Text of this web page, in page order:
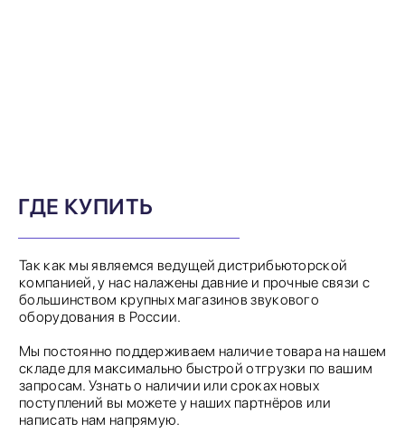
ГДЕ КУПИТЬ
Так как мы являемся ведущей дистрибьюторской
компанией, у нас налажены давние и прочные связи с
большинством крупных магазинов звукового
оборудования в России.
Мы постоянно поддерживаем наличие товара на нашем
складе для максимально быстрой отгрузки по вашим
запросам. Узнать о наличии или сроках новых
поступлений вы можете у наших партнёров или
написать нам напрямую.